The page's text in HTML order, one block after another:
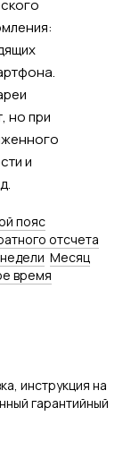
но при
и
пояс
отсчета
Месяц
время
инструкция на
гарантийный